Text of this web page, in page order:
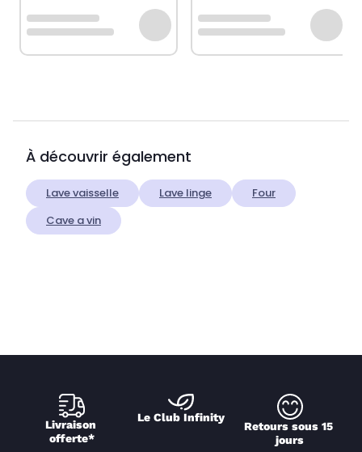
À découvrir également
Lave vaisselle Lave linge
Four
Cave a vin
Livraison
offerte*
Le Club Infinity
Retours sous 15
jours